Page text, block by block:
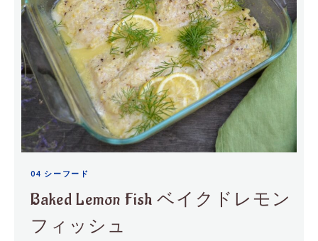
04 シーフード
Baked Lemon Fish ベイクドレモン
フィッシュ